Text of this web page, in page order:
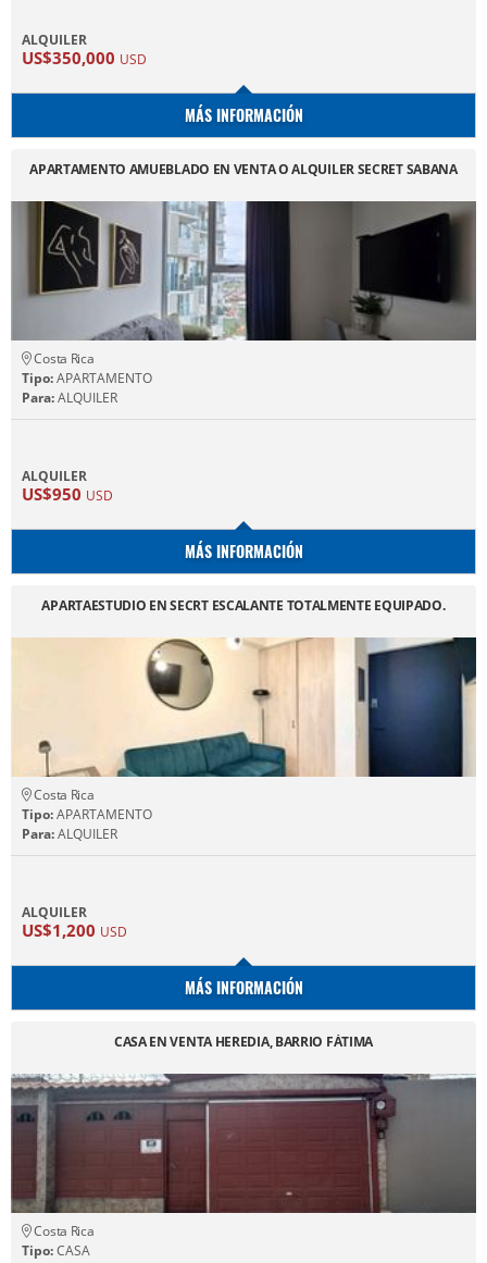
ALQUILER
US$350,000 USD
MÁS INFORMACIÓN
APARTAMENTO AMUEBLADO EN VENTA O ALQUILER SECRET SABANA
Costa Rica
Tipo:APARTAMENTO
Para:ALQUILER
ALQUILER
US$950 USD
MÁS INFORMACIÓN
APARTAESTUDIO EN SECRT ESCALANTE TOTALMENTE EQUIPADO.
Costa Rica
Tipo:APARTAMENTO
Para:ALQUILER
ALQUILER
US$1,200 USD
MÁS INFORMACIÓN
CASA EN VENTA HEREDIA, BARRIO FÁTIMA
Costa Rica
Tipo:CASA